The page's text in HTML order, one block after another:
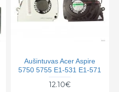
Aušintuvas Acer Aspire
5750 5755 E1-531 E1-571
12.10€